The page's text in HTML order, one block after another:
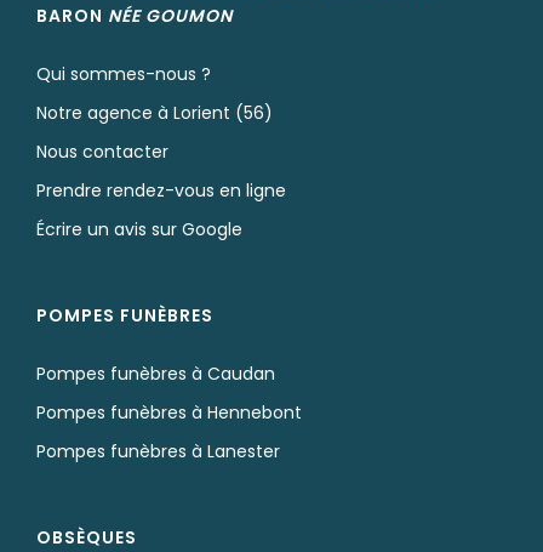
BARON NÉE GOUMON
Qui sommes-nous ?
Notre agence à Lorient (56)
Nous contacter
Prendre rendez-vous en ligne
Écrire un avis sur Google
POMPES FUNÈBRES
Pompes funèbres à Caudan
Pompes funèbres à Hennebont
Pompes funèbres à Lanester
OBSÈQUES